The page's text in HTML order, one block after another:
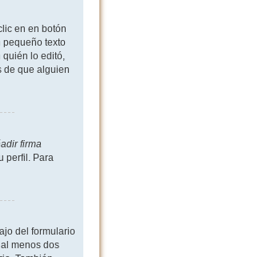
en en botón
pequeño texto
quién lo editó,
de que alguien
firma
perfil. Para
del formulario
menos dos